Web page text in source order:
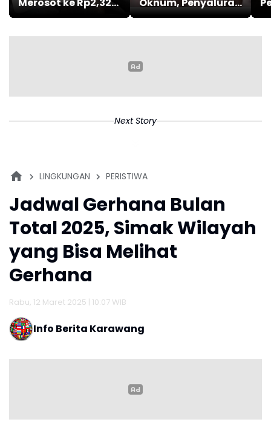
Juta per Gram
Dana Tunjangan
Next Story
LINGKUNGAN PERISTIWA
Jadwal Gerhana Bulan
Total 2025, Simak Wilayah
yang Bisa Melihat
Gerhana
Rabu, 12 Maret 2025 | 10:07 WIB
Info Berita Karawang